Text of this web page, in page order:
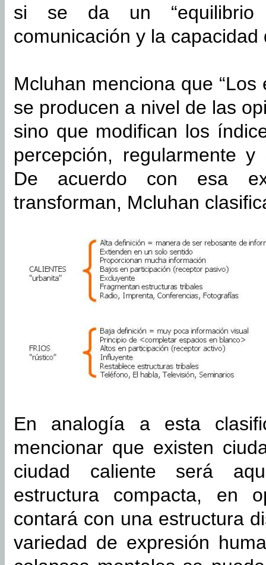
si se da un
comunicación y la
Mcluhan menciona que
se producen a nivel de las
sino que modifican los
percepción, regularmente y
De acuerdo con esa
transforman, Mcluhan
En analogía a esta
mencionar que existen
ciudad caliente será
estructura compacta, en
contará con una estructura
variedad de expresión